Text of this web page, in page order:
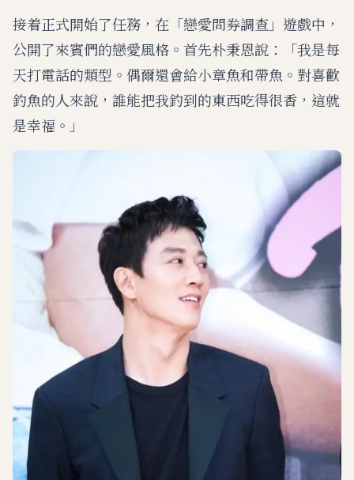
接着正式開始了任務，在「戀愛問券調查」遊戲中，
公開了來賓們的戀愛風格。首先朴秉恩說：「我是每
天打電話的類型。偶爾還會給小章魚和帶魚。對喜歡
釣魚的人來說，誰能把我釣到的東西吃得很香，這就
是幸福。」